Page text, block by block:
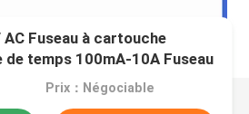
Fuseau à cartouche
de temps 100mA-10A Fuseau
Prix：Négociable